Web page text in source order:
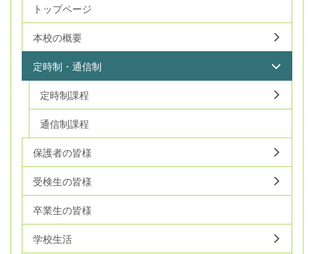
トップページ
本校の概要
定時制・通信制
定時制課程
通信制課程
保護者の皆様
受検生の皆様
卒業生の皆様
学校生活